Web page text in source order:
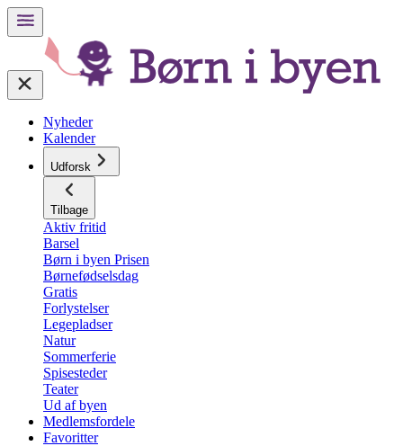
Nyheder
Kalender
Udforsk
Tilbage
Aktiv fritid
Barsel
Børn i byen Prisen
Børnefødselsdag
Gratis
Forlystelser
Legepladser
Natur
Sommerferie
Spisesteder
Teater
Ud af byen
Medlemsfordele
Favoritter